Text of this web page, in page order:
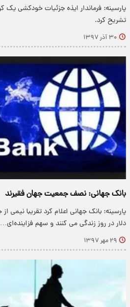
تشریح کرد.
۳۰ آذر ۱۳۹۷
بانک جهانی: نصف جمعیت جهان فقیرند
دلار در روز زندگی می کنند و سهم فزاینده‌ای…
۲۹ مهر ۱۳۹۷